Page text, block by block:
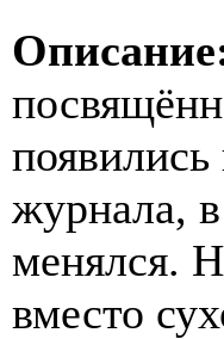
появились
журнала,
менялся.
вместо